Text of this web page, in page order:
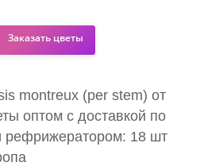
Заказать цветы
montreux (per stem) от
оптом с доставкой по
рефрижератором: 18 шт